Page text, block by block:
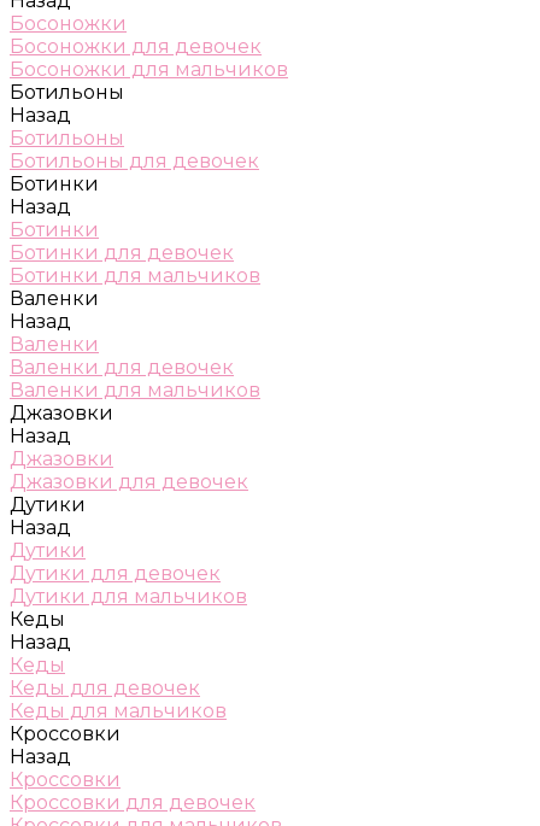
Босоножки
Босоножки для девочек
Босоножки для мальчиков
Ботильоны
Назад
Ботильоны
Ботильоны для девочек
Ботинки
Назад
Ботинки
Ботинки для девочек
Ботинки для мальчиков
Валенки
Назад
Валенки
Валенки для девочек
Валенки для мальчиков
Джазовки
Назад
Джазовки
Джазовки для девочек
Дутики
Назад
Дутики
Дутики для девочек
Дутики для мальчиков
Кеды
Назад
Кеды
Кеды для девочек
Кеды для мальчиков
Кроссовки
Назад
Кроссовки
Кроссовки для девочек